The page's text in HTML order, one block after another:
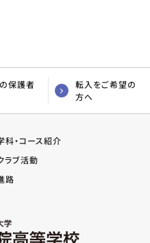
保護者
転入をご希望の
方へ
科・コース紹介
ラブ活動
路